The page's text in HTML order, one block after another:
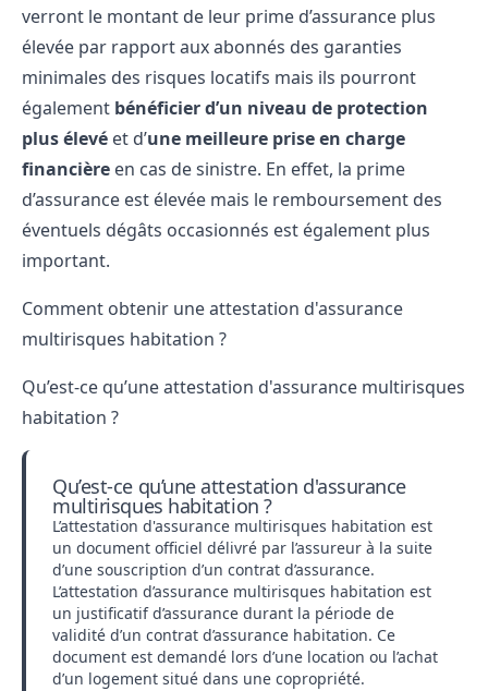
verront le montant de leur prime d’assurance plus
élevée par rapport aux abonnés des garanties
minimales des risques locatifs mais ils pourront
également bénéficier d’un niveau de protection
plus élevé et d’une meilleure prise en charge
financière en cas de sinistre. En effet, la prime
d’assurance est élevée mais le remboursement des
éventuels dégâts occasionnés est également plus
important.
Comment obtenir une attestation d'assurance
multirisques habitation ?
Qu’est-ce qu’une attestation d'assurance multirisques
habitation ?
Qu’est-ce qu’une attestation d'assurance
multirisques habitation ?
L’attestation d'assurance multirisques habitation est
un document officiel délivré par l’assureur à la suite
d’une souscription d’un contrat d’assurance.
L’attestation d’assurance multirisques habitation est
un justificatif d’assurance durant la période de
validité d’un contrat d’assurance habitation. Ce
document est demandé lors d’une location ou l’achat
d’un logement situé dans une copropriété.